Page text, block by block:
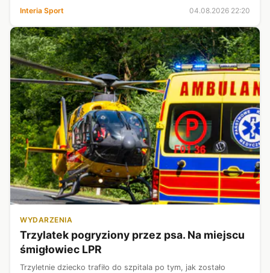
przywiozą do kraju ich sporo. Zaprasza...
Interia Sport 04.08.2026 22:20
WYDARZENIA
Trzylatek pogryziony przez psa. Na miejscu
śmigłowiec LPR
Trzyletnie dziecko trafiło do szpitala po tym, jak zostało